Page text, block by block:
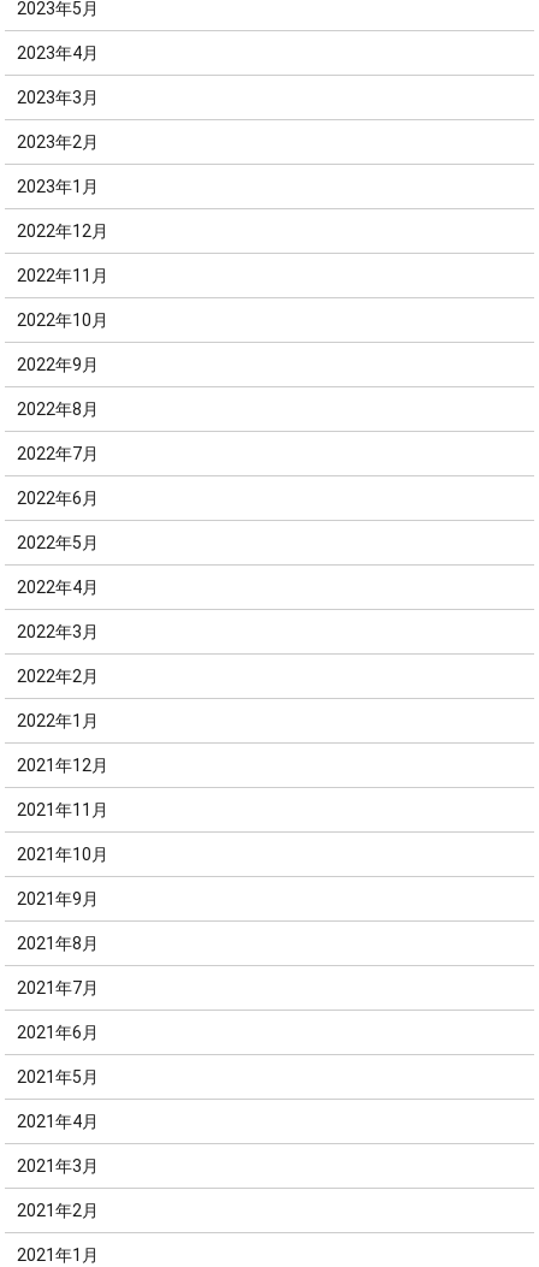
2023年5月
2023年4月
2023年3月
2023年2月
2023年1月
2022年12月
2022年11月
2022年10月
2022年9月
2022年8月
2022年7月
2022年6月
2022年5月
2022年4月
2022年3月
2022年2月
2022年1月
2021年12月
2021年11月
2021年10月
2021年9月
2021年8月
2021年7月
2021年6月
2021年5月
2021年4月
2021年3月
2021年2月
2021年1月